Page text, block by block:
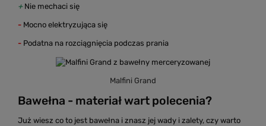
+ Nie mechaci się
- Mocno elektryzująca się
- Podatna na rozciągnięcia podczas prania
Malfini Grand
Bawełna - materiał wart polecenia?
Już wiesz co to jest bawełna i znasz jej wady i zalety, czy warto